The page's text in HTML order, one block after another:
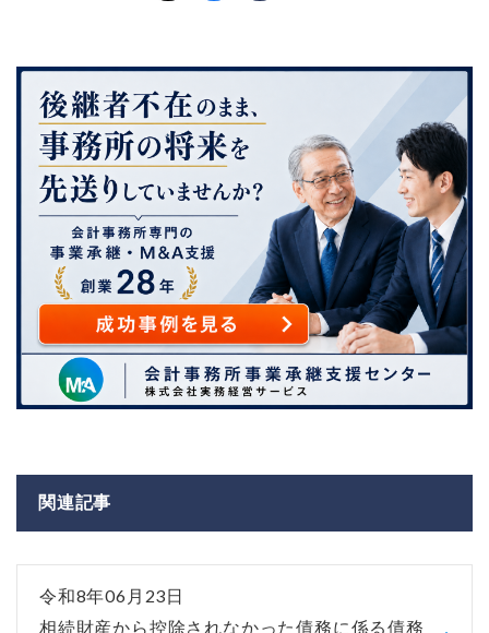
関連記事
令和8年06月23日
相続財産から控除されなかった債務に係る債務